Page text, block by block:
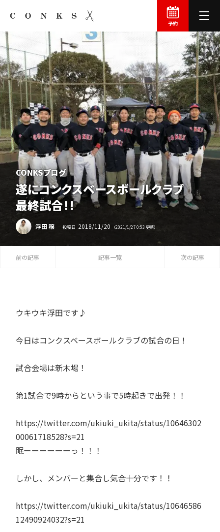
予約
CONKSブログ
遂にコンクスベースボールクラブ
最終試合！！
浮田 穣 投稿日 2018/11 /20 （2021 /1 /270:53 更新）
前の記事 記事一覧 次の記事
ウキウキ浮田です♪
今日はコンクスベースボールクラブの試合の日！
試合会場は新木場！
第1試合で9時からという事で5時起きで出発！！
https://twitter.com/ukiuki_ukita/status/10646302
00061718528?s=21
眠ーーーーーーっ！！！
しかし、メンバーと集合し気合十分です！！
https://twitter.com/ukiuki_ukita/status/10646586
12490924032?s=21